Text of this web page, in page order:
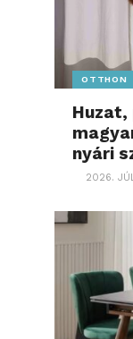
OTTHON
Huzat,
nyári
2026.